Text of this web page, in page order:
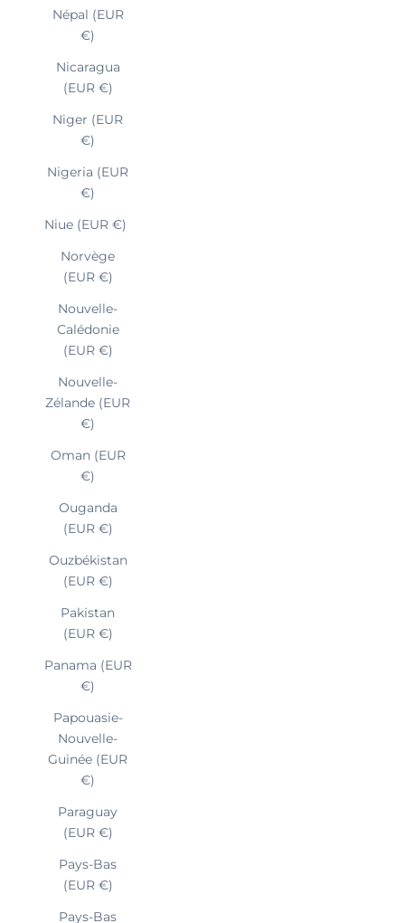
Népal (EUR
€)
Nicaragua
(EUR €)
Niger (EUR
€)
Nigeria (EUR
€)
Niue (EUR €)
Norvège
(EUR €)
Nouvelle-
Calédonie
(EUR €)
Nouvelle-
Zélande (EUR
€)
Oman (EUR
€)
Ouganda
(EUR €)
Ouzbékistan
(EUR €)
Pakistan
(EUR €)
Panama (EUR
€)
Papouasie-
Nouvelle-
Guinée (EUR
€)
Paraguay
(EUR €)
Pays-Bas
(EUR €)
Pays-Bas